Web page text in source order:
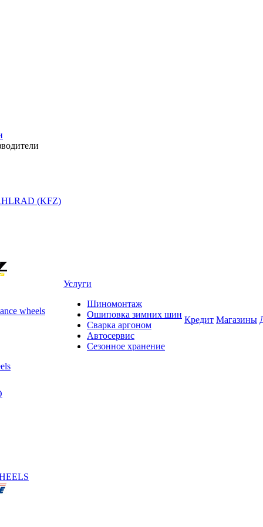
(KFZ)
wheels
Услуги
Шиномонтаж
Ошиповка зимних шин
Сварка аргоном
Автосервис
Сезонное хранение
Кредит Магазины